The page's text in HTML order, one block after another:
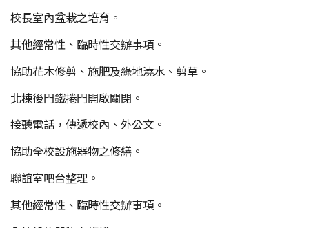
校長室內盆栽之培育。
其他經常性、臨時性交辦事項。
協助花木修剪、施肥及綠地澆水、剪草。
北棟後門鐵捲門開啟關閉。
接聽電話，傳遞校內、外公文。
協助全校設施器物之修繕。
聯誼室吧台整理。
其他經常性、臨時性交辦事項。